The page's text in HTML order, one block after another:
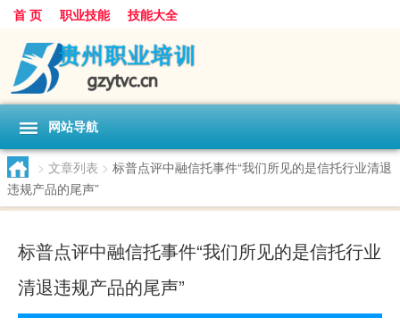
首 页 职业技能 技能大全
网站导航
> 文章列表 > 标普点评中融信托事件“我们所见的是信托行业清退
违规产品的尾声”
标普点评中融信托事件“我们所见的是信托行业
清退违规产品的尾声”